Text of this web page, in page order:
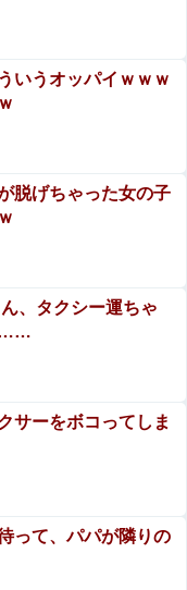
いうオッパイｗｗｗ
脱げちゃった女の子
、タクシー運ちゃ
……
サーをボコってしま
って、パパが隣りの